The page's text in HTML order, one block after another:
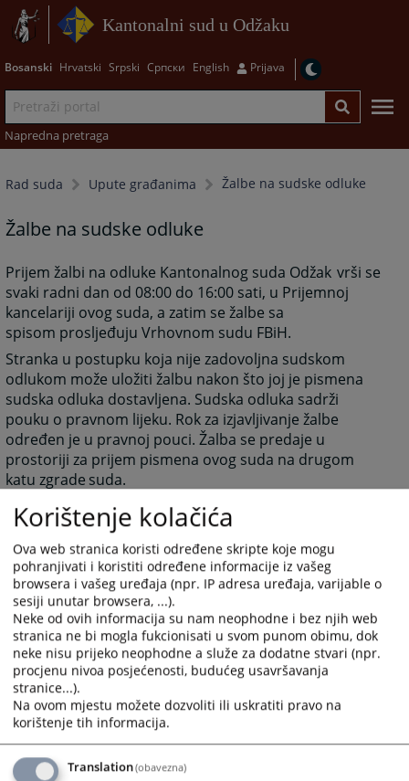
Kantonalni sud u Odžaku
Bosanski Hrvatski Srpski Српски English Prijava
Napredna pretraga
Rad suda Upute građanima Žalbe na sudske odluke
Žalbe na sudske odluke
Prijem žalbi na odluke Kantonalnog suda Odžak vrši se
svaki radni dan od 08:00 do 16:00 sati, u Prijemnoj
kancelariji ovog suda, a zatim se žalbe sa
spisom prosljeđuju Vrhovnom sudu FBiH.
Stranka u postupku koja nije zadovoljna sudskom
odlukom može uložiti žalbu nakon što joj je pismena
sudska odluka dostavljena. Sudska odluka sadrži
pouku o pravnom lijeku. Rok za izjavljivanje žalbe
određen je u pravnoj pouci. Žalba se predaje u
prostoriji za prijem pismena ovog suda na drugom
katu zgrade suda.
1595PREGLEDA
Korištenje kolačića
Ova web stranica koristi određene skripte koje mogu
pohranjivati i koristiti određene informacije iz vašeg
browsera i vašeg uređaja (npr. IP adresa uređaja, varijable o
sesiji unutar browsera, ...).
Neke od ovih informacija su nam neophodne i bez njih web
stranica ne bi mogla fukcionisati u svom punom obimu, dok
neke nisu prijeko neophodne a služe za dodatne stvari (npr.
procjenu nivoa posjećenosti, budućeg usavršavanja
stranice...).
Na ovom mjestu možete dozvoliti ili uskratiti pravo na
korištenje tih informacija.
Translation(obavezna)